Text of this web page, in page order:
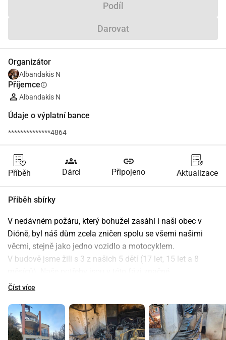
Podíl
Darovat
Organizátor
Albandakis N
Příjemceinfo
Albandakis N
Údaje o výplatní bance
**************4864
Příběh
groups
Dárci
link
Připojeno Aktualizace
Příběh sbírky
V nedávném požáru, který bohužel zasáhl i naši obec v
Dióně, byl náš dům zcela zničen spolu se všemi našimi
věcmi, stejně jako jedno vozidlo a motocyklem.
V budově jsme žili s 3 z našich 5 dětí (17 let, 15 let a 8
Proto jsme na podnět našeho nejstaršího syna a také s
odkaz, kde kdokoli, kdo si přeje, může přispět. Výnosy z této
akce pokryjí základní aktuální potřeby naší rodiny, stejně
jako předměty z naší práce, které byly při požáru zničeny.
Číst více